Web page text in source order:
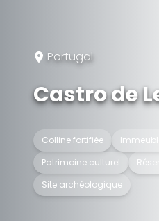
Portugal
Castro de
Colline fortifiée
Patrimoine culturel
Site archéologique